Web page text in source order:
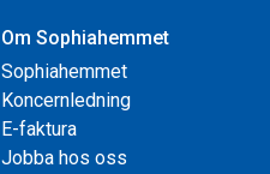
Om Sophiahemmet
Sophiahemmet
Koncernledning
E-faktura
Jobba hos oss